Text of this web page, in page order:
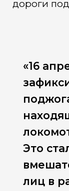
дороги
«16
Это
лиц в